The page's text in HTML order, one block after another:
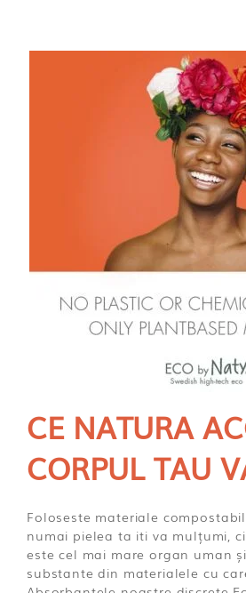
CE NATURA
CORPUL TAU
Foloseste materiale
numai pielea ta iti va mulțumi,
este cel mai mare organ uman
substante din materialele cu